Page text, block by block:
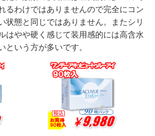
るわけではありませんので完全にコン
状態と同じではありません。またシリ
はやや硬く感じて装用感的には高含水
という方が多いです。